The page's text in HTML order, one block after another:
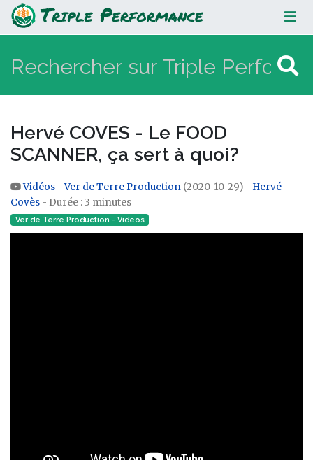
Hervé COVES - Le FOOD SCANNER,
ça sert à quoi?
Hervé COVES - Le FOOD
SCANNER, ça sert à quoi?
Aller à :navigation,rechercher
Vidéos -Ver de Terre Production (2020-10-29) - Hervé
Covès - Durée : 3 minutes
Ver de Terre Production - Videos